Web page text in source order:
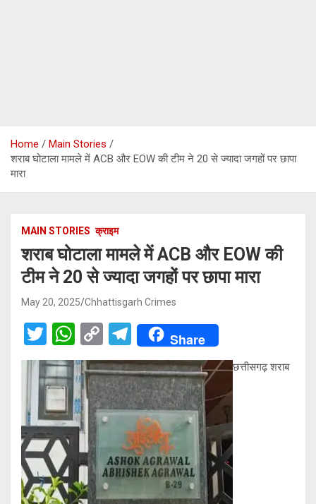
Home
Main Stories
शराब घोटाला मामले में ACB और EOW की टीम ने 20 से ज्यादा जगहों पर छापा
मारा
MAIN STORIES क्राइम
शराब घोटाला मामले में ACB और EOW की
टीम ने 20 से ज्यादा जगहों पर छापा मारा
May 20, 2025 Chhattisgarh Crimes
T
wi
tt
er
W
h
at
s
A
p
p
C
o
py
Li
n
k
T
el
e
gr
a
m
Share
छत्तीसगढ़ शराब